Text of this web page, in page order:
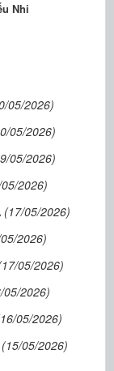
Nhi
05/2026)
05/2026)
05/2026)
2026)
(17/05/2026)
2026)
05/2026)
05/2026)
05/2026)
(15/05/2026)